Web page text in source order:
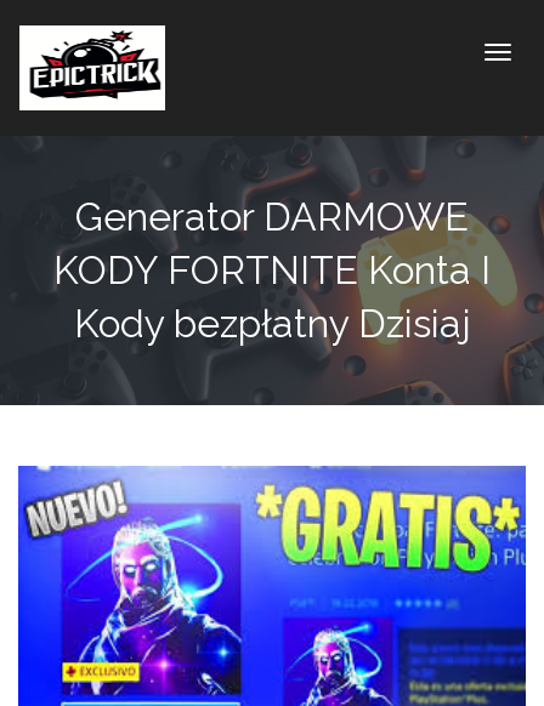
Generator DARMOWE
KODY FORTNITE Konta I
Kody bezpłatny Dzisiaj